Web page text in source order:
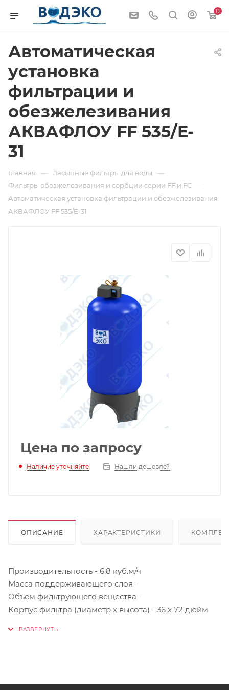
0
Автоматическая
установка
фильтрации и
обезжелезивания
АКВАФЛОУ FF 535/E-
31
Главная — Засыпные фильтры для воды —
Фильтры обезжелезивания и сорбции серии FF и FC —
Автоматическая установка фильтрации и обезжелезивания
АКВАФЛОУ FF 535/E-31
Цена по запросу
Наличие уточняйте Нашли дешевле?
ОПИСАНИЕ ХАРАКТЕРИСТИКИ
Производительность - 6,8 куб.м/ч
Масса поддерживающего слоя -
Объем фильтрующего вещества -
Корпус фильтра (диаметр х высота) - 36 x 72 дюйм